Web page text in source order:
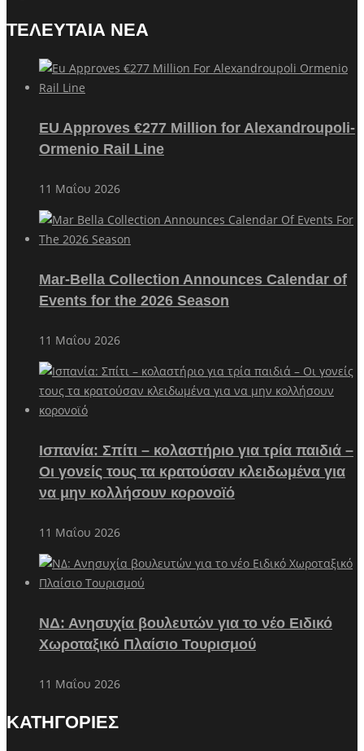
ΤΕΛΕΥΤΑΙΑ ΝΕΑ
EU Approves €277 Million for Alexandroupoli-
Ormenio Rail Line
11 Μαΐου 2026
Mar-Bella Collection Announces Calendar of
Events for the 2026 Season
11 Μαΐου 2026
Ισπανία: Σπίτι – κολαστήριο για τρία παιδιά –
Οι γονείς τους τα κρατούσαν κλειδωμένα για
να μην κολλήσουν κορονοϊό
11 Μαΐου 2026
ΝΔ: Ανησυχία βουλευτών για το νέο Ειδικό
Χωροταξικό Πλαίσιο Τουρισμού
11 Μαΐου 2026
ΚΑΤΗΓΟΡΙΕΣ